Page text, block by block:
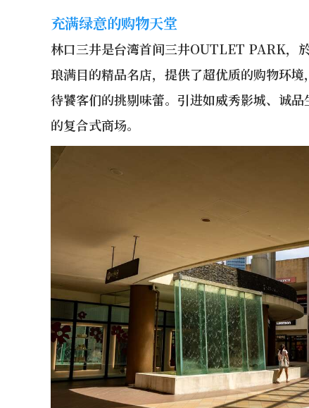
充满绿意的购物天堂
林口三井是台湾首间三井OUTLET PARK，
琅满目的精品名店，提供了超优质的购物环
待饕客们的挑剔味蕾。引进如威秀影城、诚
的复合式商场​​​。